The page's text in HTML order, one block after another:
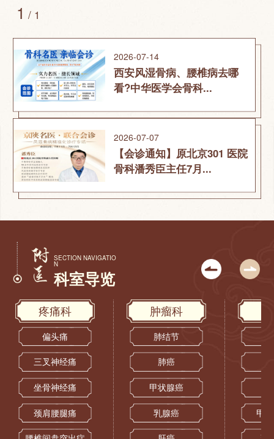
1 / 1
2026-07-14
西安风湿骨病、腰椎病去哪
看?中华医学会骨科...
2026-07-07
【会诊通知】原北京301 医院
骨科潘秀臣主任7月...
SECTION NAVIGATIO
N
科室导览
疼痛科
偏头痛
三叉神经痛
坐骨神经痛
颈肩腰腿痛
肿瘤科
肺结节
肺癌
甲状腺癌
乳腺癌 甲